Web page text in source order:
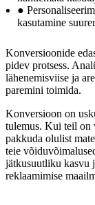
●
kasutamine
Konversioonide
pidev protsess.
lähenemisviise ja
paremini toimida.
Konversioon on
tulemus. Kui teil on
pakkuda olulist
teie
jätkusuutliku kasvu
reklaamimise